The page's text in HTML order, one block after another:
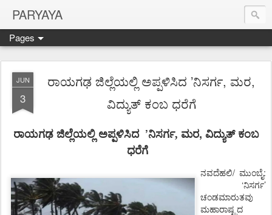
PARYAYA
Pages
JUN
3
ರಾಯಗಢ ಜಿಲ್ಲೆಯಲ್ಲಿ ಅಪ್ಪಳಿಸಿದ ’ನಿಸರ್ಗ, ಮರ,
ವಿದ್ಯುತ್ ಕಂಬ ಧರೆಗೆ
ರಾಯಗಢ ಜಿಲ್ಲೆಯಲ್ಲಿ ಅಪ್ಪಳಿಸಿದ ’ನಿಸರ್ಗ, ಮರ, ವಿದ್ಯುತ್ ಕಂಬ
ಧರೆಗೆ
ನವದೆಹಲಿ/ ಮುಂಬೈ:
‘ನಿಸರ್ಗ’
ಚಂಡಮಾರುತವು
ಮಹಾರಾಷ್ಟ್ರದ